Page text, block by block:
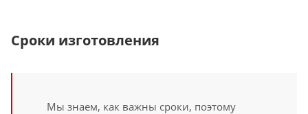
Сроки изготовления
Мы знаем, как важны сроки, поэтому